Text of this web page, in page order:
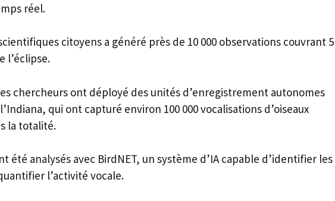
réel.
citoyens a généré près de 10 000 observations couvrant 5
l’éclipse.
chercheurs ont déployé des unités d’enregistrement autonomes
qui ont capturé environ 100 000 vocalisations d’oiseaux
la totalité.
été analysés avec BirdNET, un système d’IA capable d’identifier les
l’activité vocale.